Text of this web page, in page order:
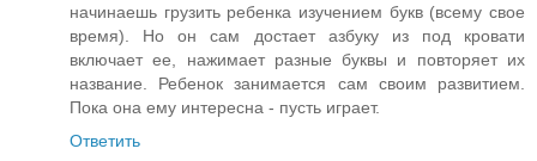
начинаешь грузить ребенка изучением букв (всему свое
время). Но он сам достает азбуку из под кровати
включает ее, нажимает разные буквы и повторяет их
название. Ребенок занимается сам своим развитием.
Пока она ему интересна - пусть играет.
Ответить